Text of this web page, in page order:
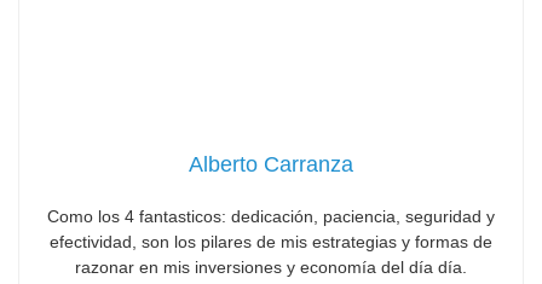
Alberto Carranza
Como los 4 fantasticos: dedicación, paciencia, seguridad y
efectividad, son los pilares de mis estrategias y formas de
razonar en mis inversiones y economía del día día.